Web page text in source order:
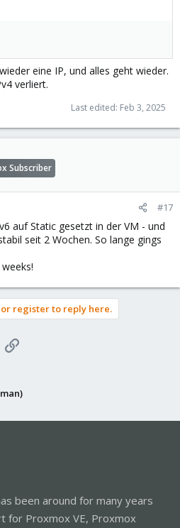
eine IP, und alles geht wieder.
verliert.
Last edited: Feb 3, 2025
Subscriber
#17
auf Static gesetzt in der VM - und
seit 2 Wochen. So lange gings
weeks!
register to reply here.
Link
been around for many years
for Proxmox VE, Proxmox